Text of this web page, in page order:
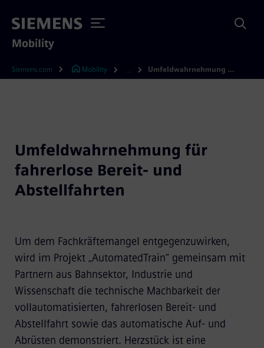
Mobility
Siemens.com Mobility Umfeldwahrnehmung für fahrerlose Bereit- und Abstellfahrten
Umfeldwahrnehmung für
fahrerlose Bereit- und
Abstellfahrten
Um dem Fachkräftemangel entgegenzuwirken,
wird im Projekt „AutomatedTrain“ gemeinsam mit
Partnern aus Bahnsektor, Industrie und
Wissenschaft die technische Machbarkeit der
vollautomatisierten, fahrerlosen Bereit- und
Abstellfahrt sowie das automatische Auf- und
Abrüsten demonstriert. Herzstück ist eine